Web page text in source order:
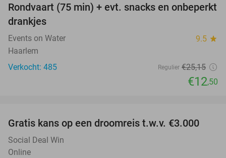
50%
Rondvaart (75 min) + evt. snacks en onbeperkt
drankjes
Events on Water 9.5 star
Haarlem
Verkocht: 485
Regulier €25,15
€12,50
Gratis kans op een droomreis t.w.v. €3.000
Social Deal Win
Online